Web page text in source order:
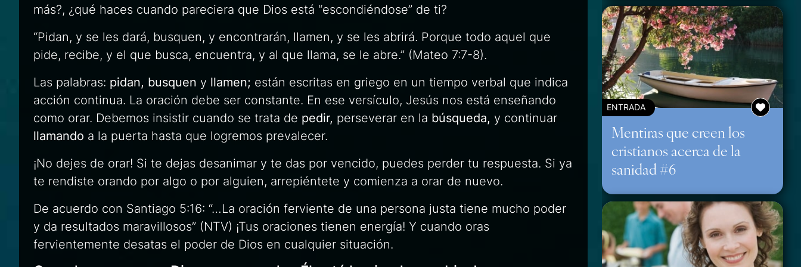
más?, ¿qué haces cuando pareciera que Dios está “escondiéndose” de ti?
“Pidan, y se les dará, busquen, y encontrarán, llamen, y se les abrirá. Porque todo aquel que
pide, recibe, y el que busca, encuentra, y al que llama, se le abre.” (Mateo 7:7-8).
Las palabras: pidan, busquen y llamen; están escritas en griego en un tiempo verbal que indica
acción continua. La oración debe ser constante. En ese versículo, Jesús nos está enseñando
como orar. Debemos insistir cuando se trata de pedir, perseverar en la búsqueda, y continuar
llamando a la puerta hasta que logremos prevalecer.
¡No dejes de orar! Si te dejas desanimar y te das por vencido, puedes perder tu respuesta. Si ya
te rendiste orando por algo o por alguien, arrepiéntete y comienza a orar de nuevo.
De acuerdo con Santiago 5:16: “…La oración ferviente de una persona justa tiene mucho poder
y da resultados maravillosos” (NTV) ¡Tus oraciones tienen energía! Y cuando oras
fervientemente desatas el poder de Dios en cualquier situación.
ENTRADA
Mentiras que creen los
cristianos acerca de la
sanidad #6